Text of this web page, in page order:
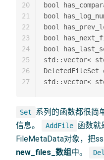
bool
bool
bool
bool
bool
std::vector<
20
21
22
23
24
25
26
27
Set
系列的函数都很简
信息。
AddFile 函数就
FileMetaData对象，把
new_files_数组中。